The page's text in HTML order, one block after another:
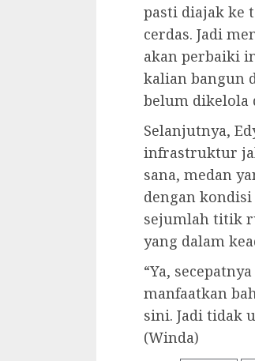
pasti diajak ke
cerdas. Jadi
akan perbaiki
kalian bangun
belum dikelola
Selanjutnya,
infrastruktur
sana, medan
dengan
sejumlah titik
yang dalam
“Ya,
manfaatkan
sini. Jadi tidak
(Winda)